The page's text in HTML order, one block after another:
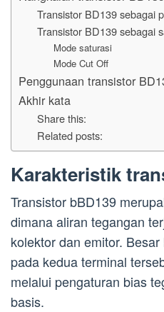
Transistor BD139 sebagai
Transistor BD139 sebagai
Mode saturasi
Mode Cut Off
Penggunaan transistor
Akhir kata
Share this:
Related posts:
Karakteristik
Transistor bBD139
dimana aliran tegangan
kolektor dan emitor.
pada kedua terminal
melalui pengaturan bias
basis.